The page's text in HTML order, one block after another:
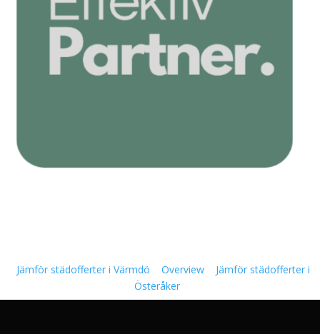
Jämför städofferter i Värmdö Overview
Jämför städofferter i
Österåker